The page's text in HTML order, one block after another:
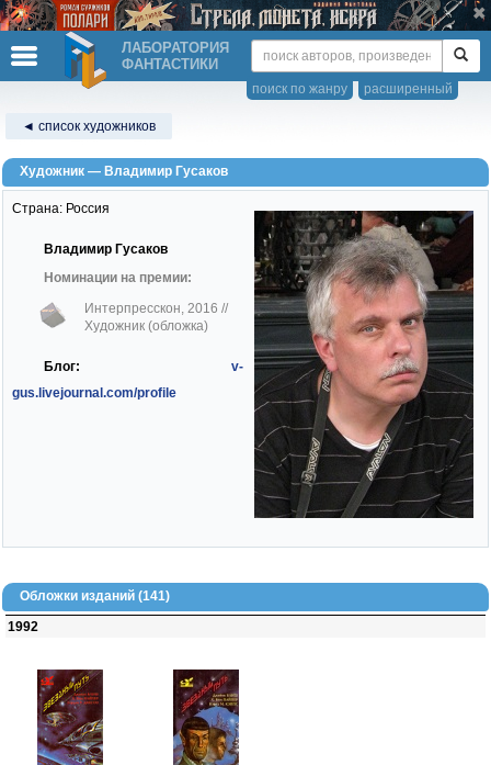
ЛАБОРАТОРИЯ
ФАНТАСТИКИ
расширенный
поиск по жанру
◄ список художников
Художник — Владимир Гусаков
Страна: Россия
Владимир Гусаков
Номинации на премии:
Интерпресскон, 2016 //
Художник (обложка)
Блог: v-
gus.livejournal.com/profile
Обложки изданий (141)
1992